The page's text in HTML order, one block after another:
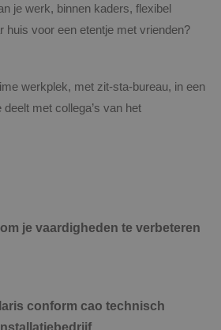
je werk, binnen kaders, flexibel
huis voor een etentje met vrienden?
werkplek, met zit-sta-bureau, in een
met collega’s van het
je vaardigheden te verbeteren
conform cao technisch